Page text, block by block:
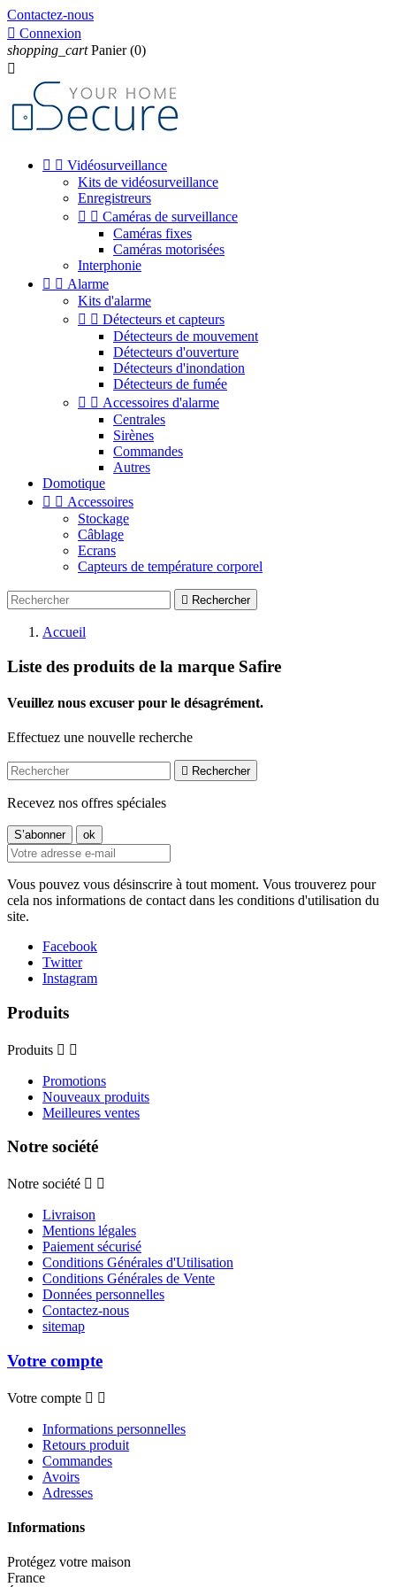
Contactez-nous
 Connexion
shopping_cart Panier (0)

  Vidéosurveillance
Kits de vidéosurveillance
Enregistreurs
  Caméras de surveillance
Caméras fixes
Caméras motorisées
Interphonie
  Alarme
Kits d'alarme
  Détecteurs et capteurs
Détecteurs de mouvement
Détecteurs d'ouverture
Détecteurs d'inondation
Détecteurs de fumée
  Accessoires d'alarme
Centrales
Sirènes
Commandes
Autres
Domotique
  Accessoires
Stockage
Câblage
Ecrans
Capteurs de température corporel
 Rechercher
Accueil
Liste des produits de la marque Safire
Veuillez nous excuser pour le désagrément.
Effectuez une nouvelle recherche
 Rechercher
Recevez nos offres spéciales
Vous pouvez vous désinscrire à tout moment. Vous trouverez pour
cela nos informations de contact dans les conditions d'utilisation du
site.
Facebook
Twitter
Instagram
Produits
Produits  
Promotions
Nouveaux produits
Meilleures ventes
Notre société
Notre société  
Livraison
Mentions légales
Paiement sécurisé
Conditions Générales d'Utilisation
Conditions Générales de Vente
Données personnelles
Contactez-nous
sitemap
Votre compte
Votre compte  
Informations personnelles
Retours produit
Commandes
Avoirs
Adresses
Informations
Protégez votre maison
France